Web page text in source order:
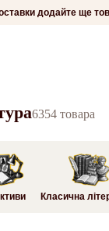
додайте ще
6354 товара
Класична